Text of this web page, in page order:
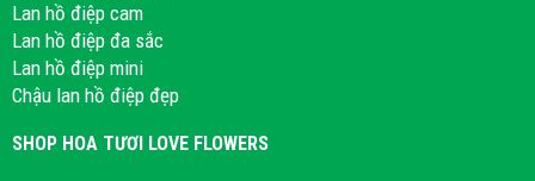
Lan hồ điệp cam
Lan hồ điệp đa sắc
Lan hồ điệp mini
Chậu lan hồ điệp đẹp
SHOP HOA TƯƠI LOVE FLOWERS